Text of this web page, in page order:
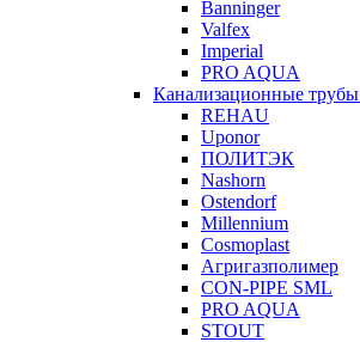
Banninger
Valfex
Imperial
PRO AQUA
Канализационные трубы
REHAU
Uponor
ПОЛИТЭК
Nashorn
Ostendorf
Millennium
Cosmoplast
Агригазполимер
CON-PIPE SML
PRO AQUA
STOUT